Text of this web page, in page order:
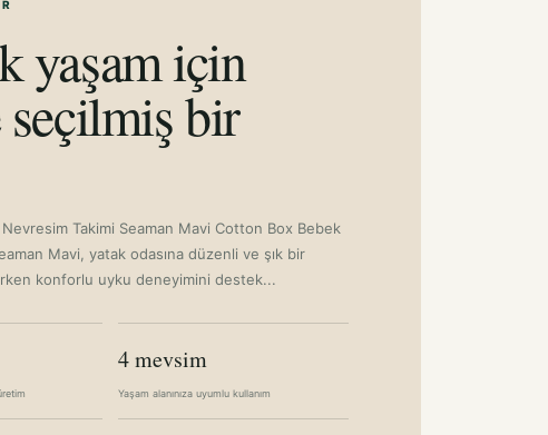
yaşam için
seçilmiş bir
Takimi Seaman Mavi Cotton Box Bebek
Mavi, yatak odasına düzenli ve şık bir
konforlu uyku deneyimini destek...
4 mevsim
Yaşam alanınıza uyumlu kullanım